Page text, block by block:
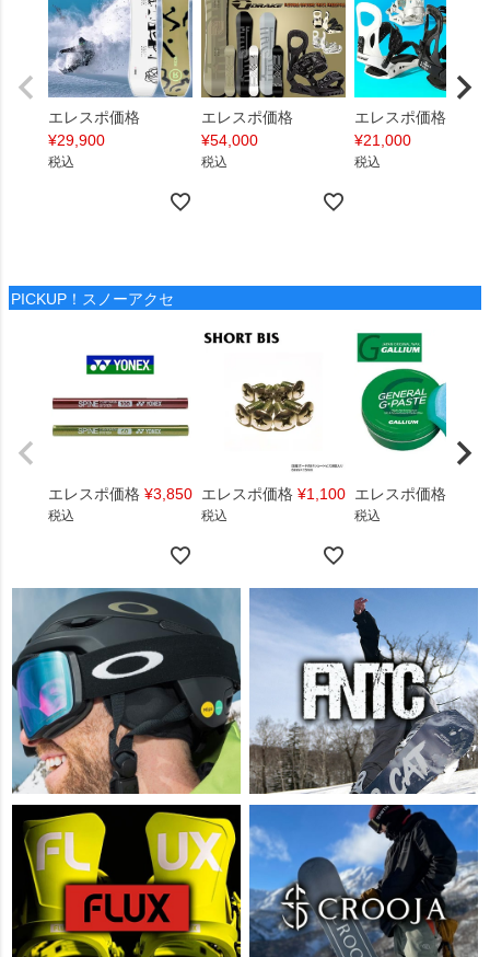
エレスポ価格
¥29,900
税込
エレスポ価格
¥54,000
税込
エレスポ価格
¥21,000
税込
PICKUP！スノーアクセ
エレスポ価格 ¥3,850
税込
エレスポ価格 ¥1,100
税込
エレスポ価格
税込